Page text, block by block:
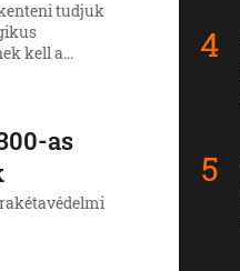
tudjuk
kell a
as